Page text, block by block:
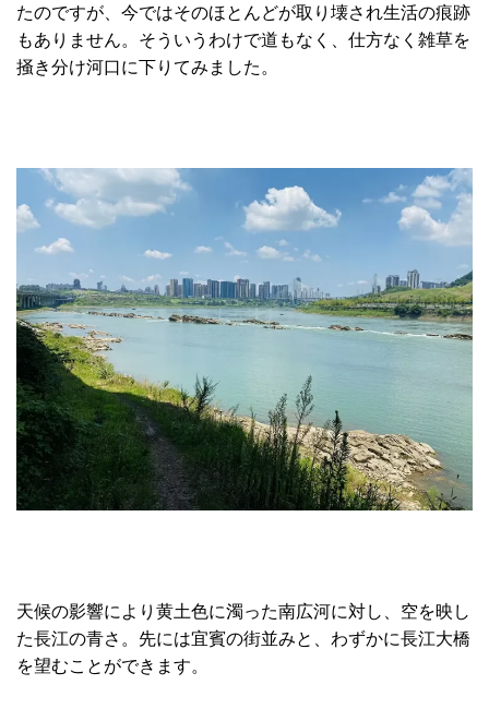
たのですが、今ではそのほとんどが取り壊され生活の痕跡
もありません。そういうわけで道もなく、仕方なく雑草を
掻き分け河口に下りてみました。
天候の影響により黄土色に濁った南広河に対し、空を映し
た長江の青さ。先には宜賓の街並みと、わずかに長江大橋
を望むことができます。